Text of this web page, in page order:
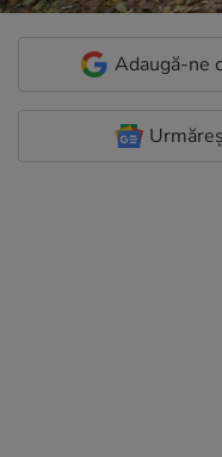
Adaugă-ne